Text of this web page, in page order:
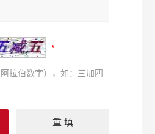
拉伯数字），如：三加四